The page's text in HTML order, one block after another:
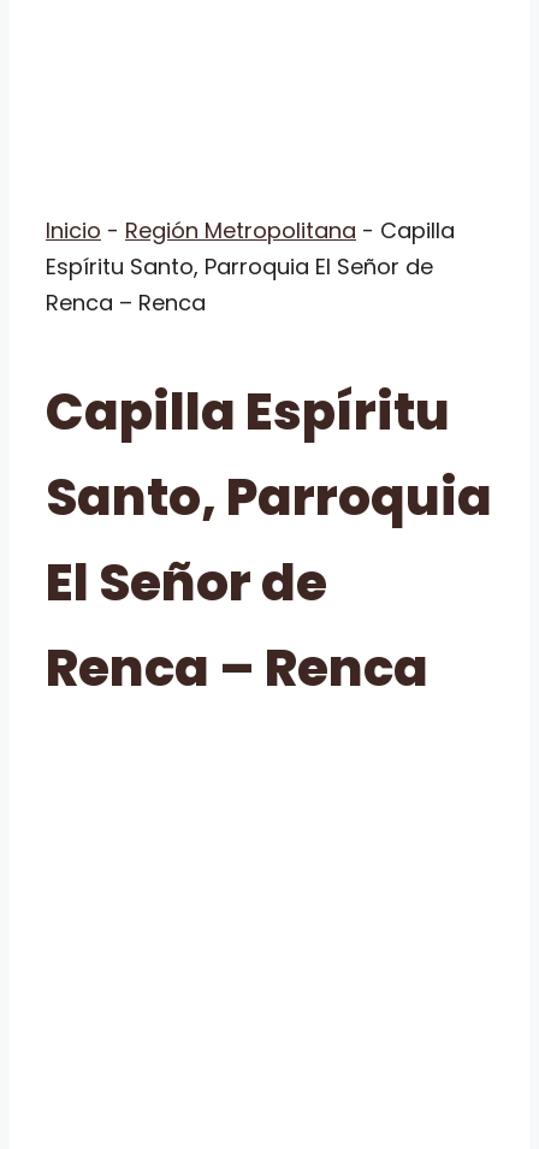
Inicio - Región Metropolitana - Capilla
Espíritu Santo, Parroquia El Señor de
Renca – Renca
Capilla Espíritu
Santo, Parroquia
El Señor de
Renca – Renca